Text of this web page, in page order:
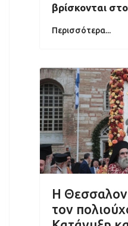
βρίσκονται
Περισσότερα...
Η
τον